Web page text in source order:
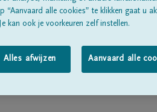
alle cookies” te klikken gaat u
kan ook je voorkeuren zelf instellen.
Alles afwijzen Aanvaard alle